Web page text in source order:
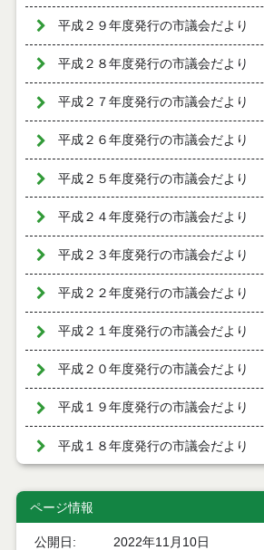
平成２９年度発行の市議会だより
平成２８年度発行の市議会だより
平成２７年度発行の市議会だより
平成２６年度発行の市議会だより
平成２５年度発行の市議会だより
平成２４年度発行の市議会だより
平成２３年度発行の市議会だより
平成２２年度発行の市議会だより
平成２１年度発行の市議会だより
平成２０年度発行の市議会だより
平成１９年度発行の市議会だより
平成１８年度発行の市議会だより
ページ情報
公開日
2022年11月10日